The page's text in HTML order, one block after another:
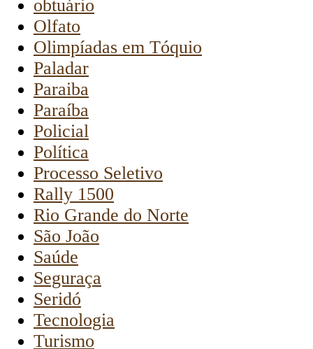
obtuário
Olfato
Olimpíadas em Tóquio
Paladar
Paraiba
Paraíba
Policial
Política
Processo Seletivo
Rally 1500
Rio Grande do Norte
São João
Saúde
Seguraça
Seridó
Tecnologia
Turismo